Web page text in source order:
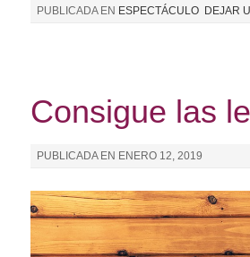
PUBLICADA EN ESPECTÁCULO DEJAR
Consigue las
PUBLICADA EN ENERO 12, 2019